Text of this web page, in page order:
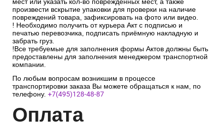
мест или указать кол-во поврежденных мест, а также
произвести вскрытие упаковки для проверки на наличие
повреждений товара, зафиксировать на фото или видео.
! Необходимо получить от курьера Акт с подписью и
печатью перевозчика, подписать приёмную накладную и
забрать груз.
!Все требуемые для заполнения формы Актов должны быть
предоставлены для заполнения менеджером транспортной
компании.
По любым вопросам возникшим в процессе
транспортировки заказа Вы можете обращаться к нам, по
телефону. +7(495)128-48-87
Оплата